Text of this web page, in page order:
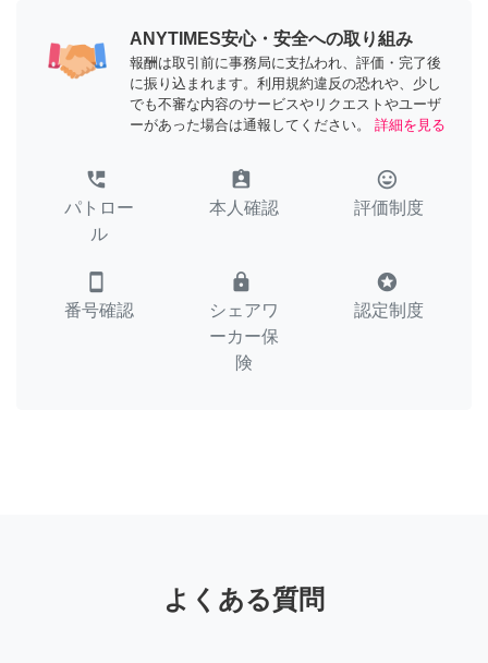
ANYTIMES安心・安全への取り組み
報酬は取引前に事務局に支払われ、評価・完了後
に振り込まれます。利用規約違反の恐れや、少し
でも不審な内容のサービスやリクエストやユーザ
ーがあった場合は通報してください。
詳細を見る
perm_phone_msg
パトロー
ル
assignment_ind
本人確認
tag_faces
評価制度
smartphone
番号確認
lock
シェアワ
ーカー保
険
stars
認定制度
よくある質問